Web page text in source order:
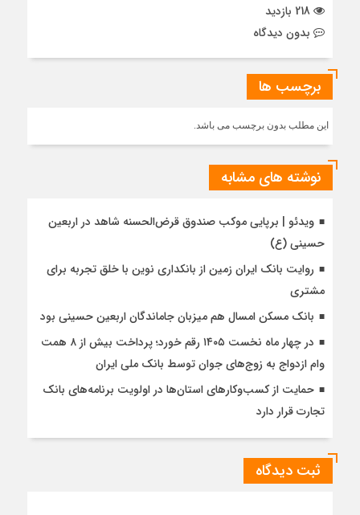
بدون دیدگاه
برچسب ها
این مطلب بدون برچسب می باشد.
نوشته های مشابه
ویدئو | برپایی موکب صندوق قرض‌الحسنه شاهد در اربعین
حسینی (ع)
روایت بانک ایران زمین از بانکداری نوین با خلق تجربه برای
مشتری
بانک مسکن امسال هم میزبان جاماندگان اربعین حسینی بود
در چهار ماه نخست ۱۴۰۵ رقم خورد؛ پرداخت بیش از ۸ همت
وام ازدواج به زوج‌های جوان توسط بانک ملی ایران
حمایت از کسب‌وکارهای استان‌ها در اولویت برنامه‌های بانک
تجارت قرار دارد
ثبت دیدگاه